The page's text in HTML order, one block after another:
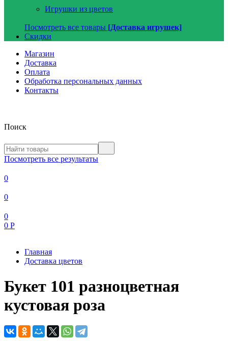
Игрушки из цветов
Посмотреть все товары [Доставка игрушек]
Скидки
Магазин
Доставка
Оплата
Обработка персональных данных
Контакты
Поиск
Посмотреть все результаты
0
0
0
0 Р
Главная
Доставка цветов
Букет 101 разноцветная
кустовая роза